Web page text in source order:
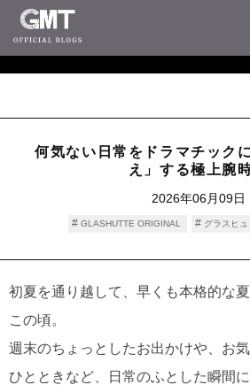
何気ない日常をドラマチック
え」する極上腕
2026年06月09日
GLASHUTTE ORIGINAL グラスヒ
初夏を通り越して、早くも本格的な
この頃。
週末のちょっとしたお出かけや、お
ひとときなど、日常のふとした瞬間